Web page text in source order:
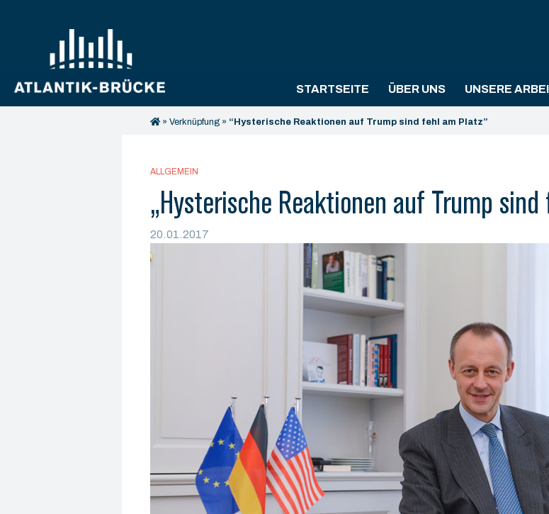
STARTSEITE ÜBER UNS UNSERE
» Verknüpfung » “Hysterische Reaktionen auf Trump sind fehl am Platz”
ALLGEMEIN
„Hysterische Reaktionen auf Trump
20.01.2017